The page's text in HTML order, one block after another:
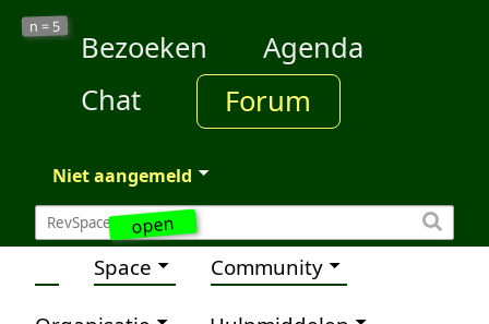
open
n = 5
Bezoeken
Agenda
Chat
Forum
Niet aangemeld
Space Community